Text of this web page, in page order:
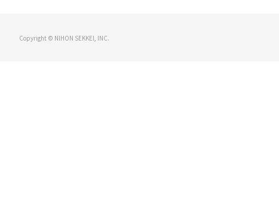
Copyright © NIHON SEKKEI, INC.